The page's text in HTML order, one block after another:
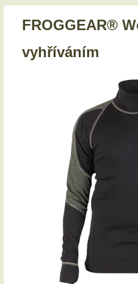
FROGGEAR®
vyhříváním